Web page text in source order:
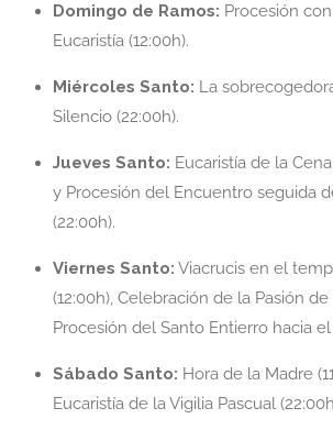
Domingo de Ramos: Procesión
Eucaristía (12:00h).
Miércoles Santo: La
Silencio (22:00h).
Jueves Santo: Eucaristía de la
y Procesión del Encuentro seguida
(22:00h).
Viernes Santo: Viacrucis en el
(12:00h), Celebración de la Pasión de
Procesión del Santo Entierro hacia el
Sábado Santo: Hora de la Madre
Eucaristía de la Vigilia Pascual